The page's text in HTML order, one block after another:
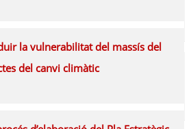
la vulnerabilitat del massís del
del canvi climàtic